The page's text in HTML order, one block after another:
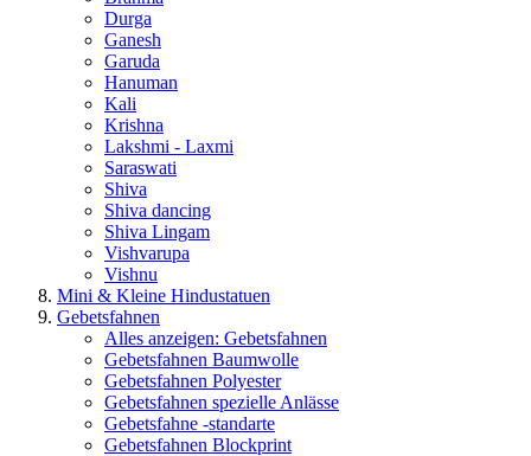
Durga
Ganesh
Garuda
Hanuman
Kali
Krishna
Lakshmi - Laxmi
Saraswati
Shiva
Shiva dancing
Shiva Lingam
Vishvarupa
Vishnu
Mini & Kleine Hindustatuen
Gebetsfahnen
Alles anzeigen: Gebetsfahnen
Gebetsfahnen Baumwolle
Gebetsfahnen Polyester
Gebetsfahnen spezielle Anlässe
Gebetsfahne -standarte
Gebetsfahnen Blockprint